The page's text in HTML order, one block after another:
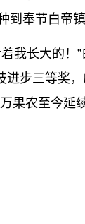
奉节白帝
我长大的
步三等奖
果农至今